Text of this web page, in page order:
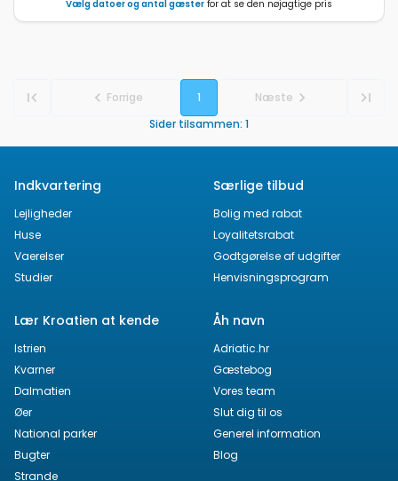
Vælg datoer og antal gæster for at se den nøjagtige pris
Forrige 1
Næste
Sider tilsammen: 1
Indkvartering
Lejligheder
Huse
Vaerelser
Studier
Særlige tilbud
Bolig med rabat
Loyalitetsrabat
Godtgørelse af udgifter
Henvisningsprogram
Lær Kroatien at kende
Istrien
Kvarner
Dalmatien
Øer
National parker
Bugter
Strande
Åh navn
Adriatic.hr
Gæstebog
Vores team
Slut dig til os
Generel information
Blog